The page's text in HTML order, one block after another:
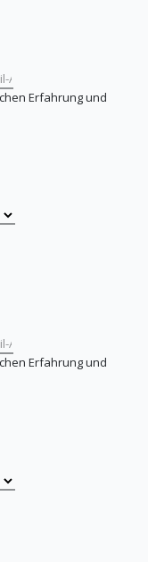
Erfahrung und
Erfahrung und